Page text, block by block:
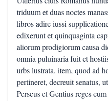
triduum et duas noctes
libros adire iussi
edixerunt et quinquaginta
aliorum prodigiorum causa
omnia puluinaria fuit et
urbs lustrata. item, quod ad
pertineret, decreuit senatus,
Perseus et Gentius reges